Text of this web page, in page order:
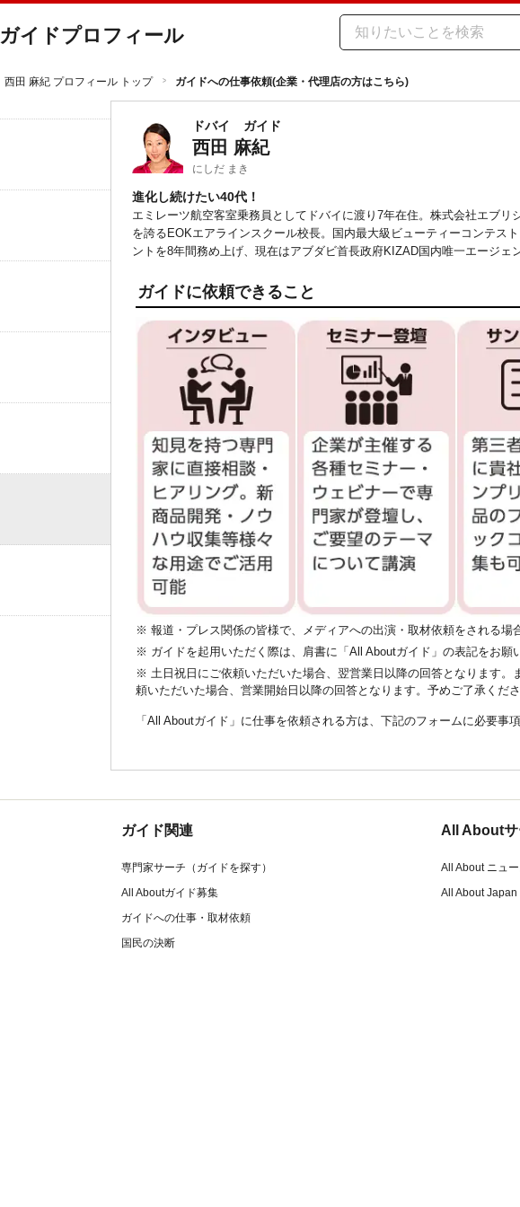
ガイドプロフィール
西田 麻紀 プロフィール トップ ガイドへの仕事依頼(企業・代理店の方はこちら)
ドバイ ガイド
西田 麻紀
にしだ まき
進化し続けたい40代！
エミレーツ航空客室乗務員としてドバイに渡り7年在住。株式会社エブリ
を誇るEOKエアラインスクール校長。国内最大級ビューティーコンテス
ントを8年間務め上げ、現在はアブダビ首長政府KIZAD国内唯一エージェ
ガイドに依頼できること
※ 報道・プレス関係の皆様で、メディアへの出演・取材依頼をされる場
※ ガイドを起用いただく際は、肩書に「All Aboutガイド」の表記をお願
※ 土日祝日にご依頼いただいた場合、翌営業日以降の回答となります。
頼いただいた場合、営業開始日以降の回答となります。予めご了承くださ
「All Aboutガイド」に仕事を依頼される方は、下記のフォームに必要事
ガイド関連
専門家サーチ（ガイドを探す）
All Aboutガイド募集
ガイドへの仕事・取材依頼
国民の決断
All Aboutサ
All About ニュ
All About Japan